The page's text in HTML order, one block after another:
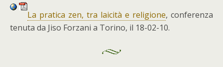
La pratica zen, tra laicità e religione, conferenza
tenuta da Jiso Forzani a Torino, il 18-02-10.